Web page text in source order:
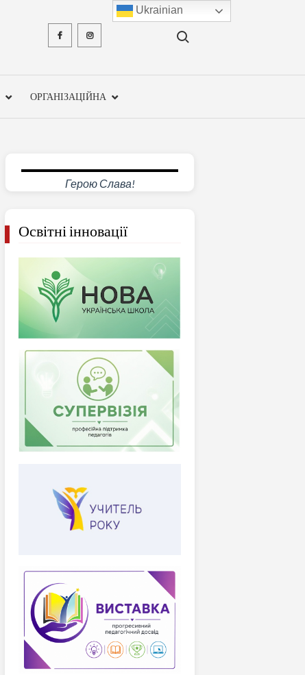
FacebookInstagram Search for:
ОРГАНІЗАЦІЙНА
Герою Слава!
Освітні інновації
Ukrainian